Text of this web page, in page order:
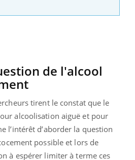
de l'alcool
tirent le constat que le
alcoolisation aiguë et pour
l’intérêt d’aborder la question
possible et lors de
à espérer limiter à terme ces